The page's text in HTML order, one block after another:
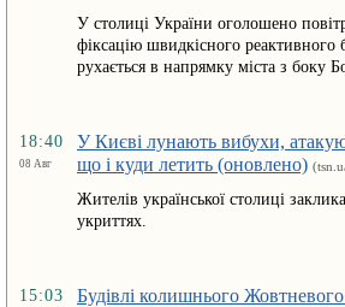
У столиці України оголошено
фіксацію швидкісного реактивного
рухається в напрямку міста з боку
18:40
08 Авг
У Києві лунають вибухи,
що і куди летить (оновлено)
Жителів української столиці
укриттях.
15:03
Будівлі колишнього